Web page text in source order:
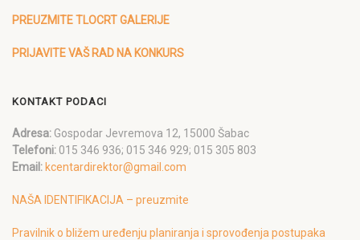
PREUZMITE TLOCRT GALERIJE
PRIJAVITE VAŠ RAD NA KONKURS
KONTAKT PODACI
Adresa: Gospodar Jevremova 12, 15000 Šabac
Telefoni: 015 346 936; 015 346 929; 015 305 803
Email: kcentardirektor@gmail.com
NAŠA IDENTIFIKACIJA – preuzmite
Pravilnik o bližem uređenju planiranja i sprovođenja postupaka